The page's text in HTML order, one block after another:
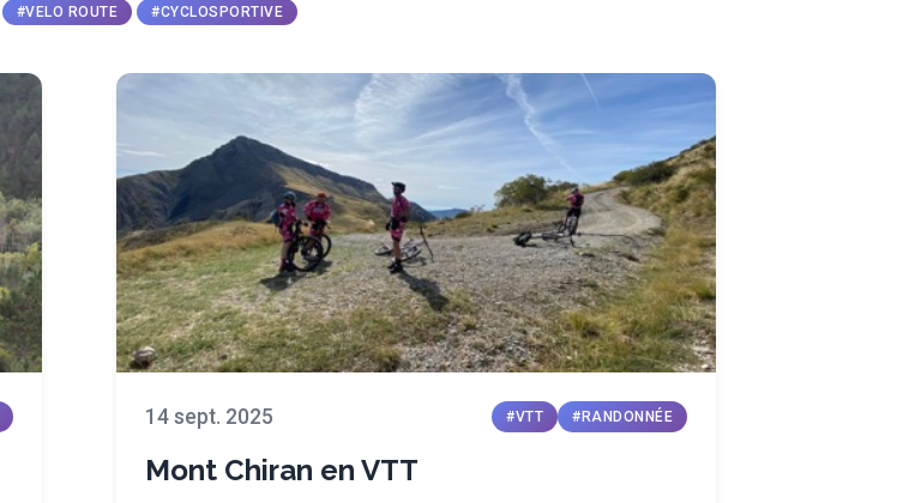
#VELO ROUTE #CYCLOSPORTIVE
14 sept. 2025 #VTT #RANDONNÉE
Mont Chiran en VTT